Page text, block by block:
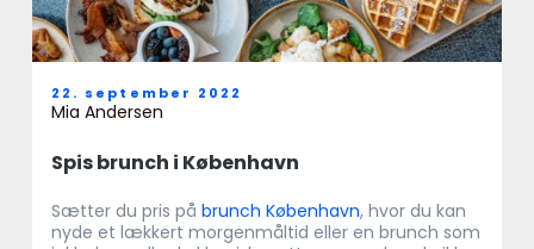
Spis brunch i København
22. september 2022
Mia Andersen
Sætter du pris på brunch København, hvor du kan
nyde et lækkert morgenmåltid eller en brunch som